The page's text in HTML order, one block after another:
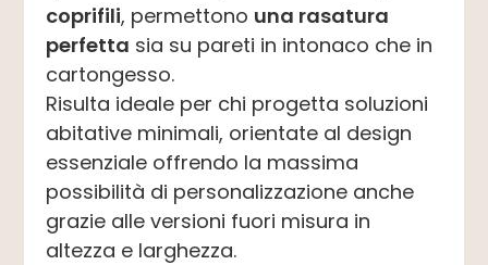
coprifili, permettono una rasatura
perfetta sia su pareti in intonaco che in
cartongesso.
Risulta ideale per chi progetta soluzioni
abitative minimali, orientate al design
essenziale offrendo la massima
possibilità di personalizzazione anche
grazie alle versioni fuori misura in
altezza e larghezza.